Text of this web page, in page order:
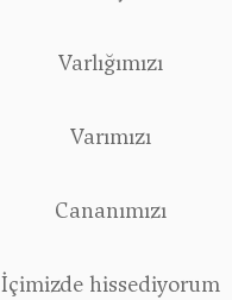
Varlığımızı
Varımızı
Cananımızı
İçimizde hissediyorum